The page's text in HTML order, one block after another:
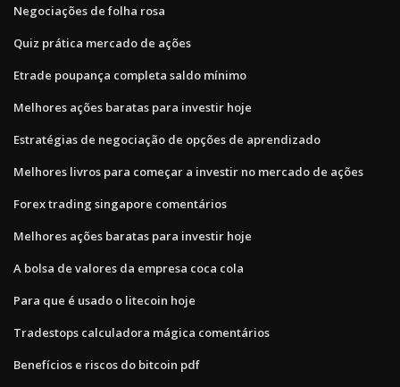
Negociações de folha rosa
Quiz prática mercado de ações
Etrade poupança completa saldo mínimo
Melhores ações baratas para investir hoje
Estratégias de negociação de opções de aprendizado
Melhores livros para começar a investir no mercado de ações
Forex trading singapore comentários
Melhores ações baratas para investir hoje
A bolsa de valores da empresa coca cola
Para que é usado o litecoin hoje
Tradestops calculadora mágica comentários
Benefícios e riscos do bitcoin pdf